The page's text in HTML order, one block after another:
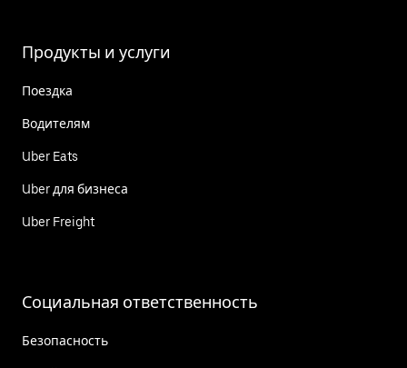
Продукты и услуги
Поездка
Водителям
Uber Eats
Uber для бизнеса
Uber Freight
Социальная ответственность
Безопасность